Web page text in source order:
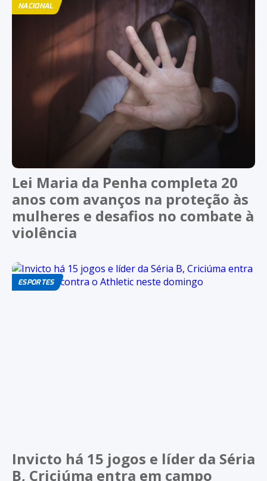
NACIONAL
Lei Maria da Penha completa 20
anos com avanços na proteção às
mulheres e desafios no combate à
violência
ESPORTES
Invicto há 15 jogos e líder da Séria
B, Criciúma entra em campo